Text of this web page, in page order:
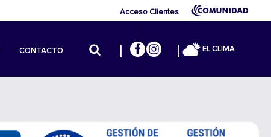
Acceso Clientes
CONTACTO EL CLIMA